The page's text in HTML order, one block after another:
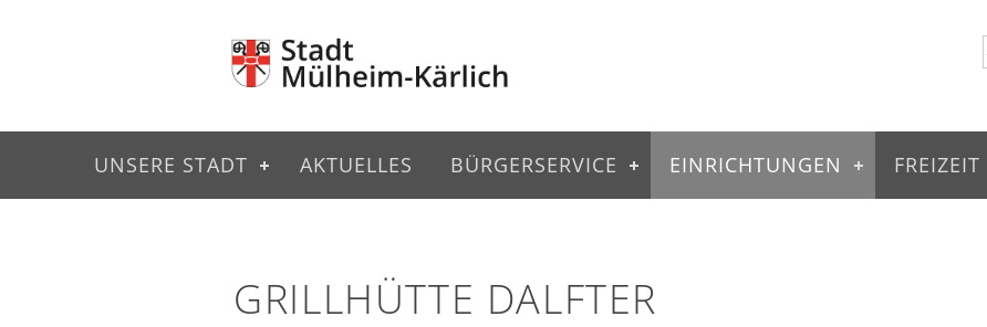
UNSERE STADT AKTUELLES BÜRGERSERVICE EINRICHTUNGEN FREIZEIT
GRILLHÜTTE DALFTER